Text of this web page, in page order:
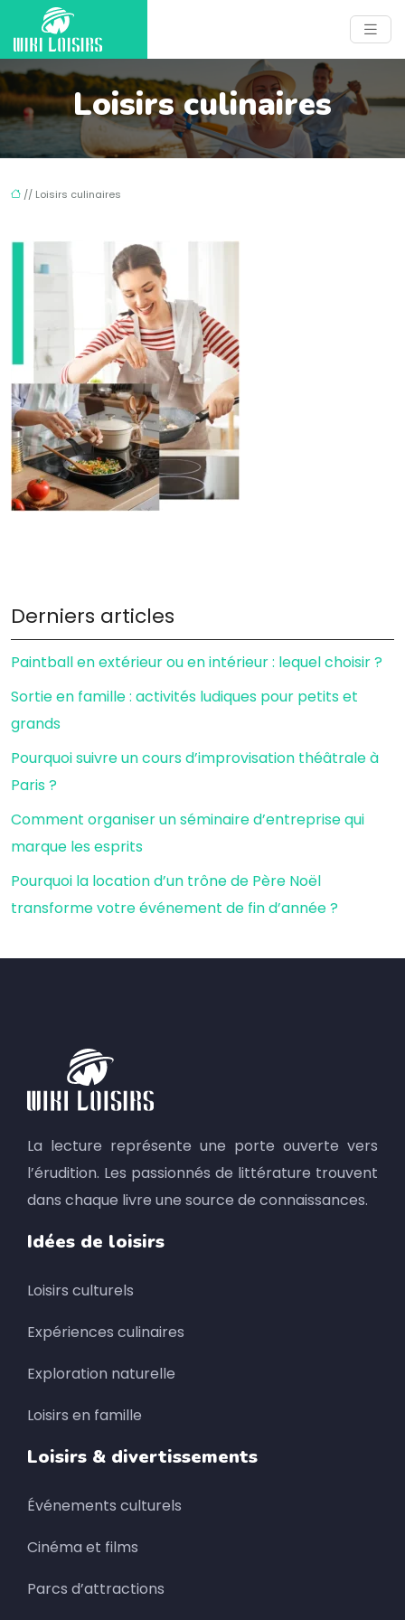
Loisirs culinaires
// Loisirs culinaires
Derniers articles
Paintball en extérieur ou en intérieur : lequel choisir ?
Sortie en famille : activités ludiques pour petits et
grands
Pourquoi suivre un cours d’improvisation théâtrale à
Paris ?
Comment organiser un séminaire d’entreprise qui
marque les esprits
Pourquoi la location d’un trône de Père Noël
transforme votre événement de fin d’année ?
La lecture représente une porte ouverte vers
l’érudition. Les passionnés de littérature trouvent
dans chaque livre une source de connaissances.
Idées de loisirs
Loisirs culturels
Expériences culinaires
Exploration naturelle
Loisirs en famille
Loisirs & divertissements
Événements culturels
Cinéma et films
Parcs d’attractions